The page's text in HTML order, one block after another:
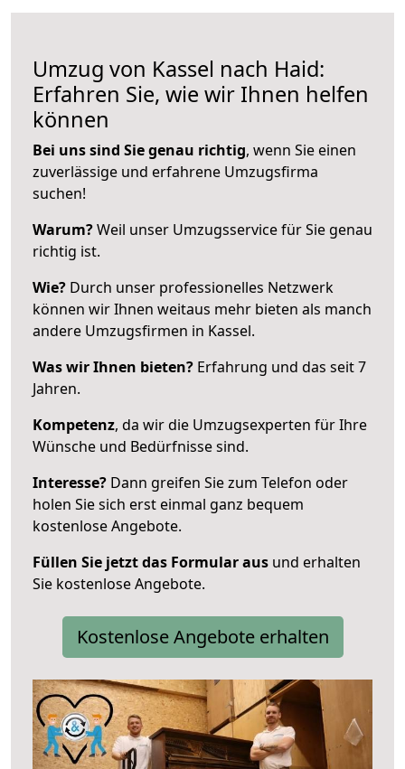
Umzug von Kassel nach Haid:
Erfahren Sie, wie wir Ihnen helfen
können
Bei uns sind Sie genau richtig, wenn Sie einen
zuverlässige und erfahrene Umzugsfirma
suchen!
Warum?Weil unser Umzugsservice für Sie genau
richtig ist.
Wie? Durch unser professionelles Netzwerk
können wir Ihnen weitaus mehr bieten als manch
andere Umzugsfirmen in Kassel.
Was wir Ihnen bieten? Erfahrung und das seit 7
Jahren.
Kompetenz, da wir die Umzugsexperten für Ihre
Wünsche und Bedürfnisse sind.
Interesse? Dann greifen Sie zum Telefon oder
holen Sie sich erst einmal ganz bequem
kostenlose Angebote.
Füllen Sie jetzt das Formular aus und erhalten
Sie kostenlose Angebote.
Kostenlose Angebote erhalten